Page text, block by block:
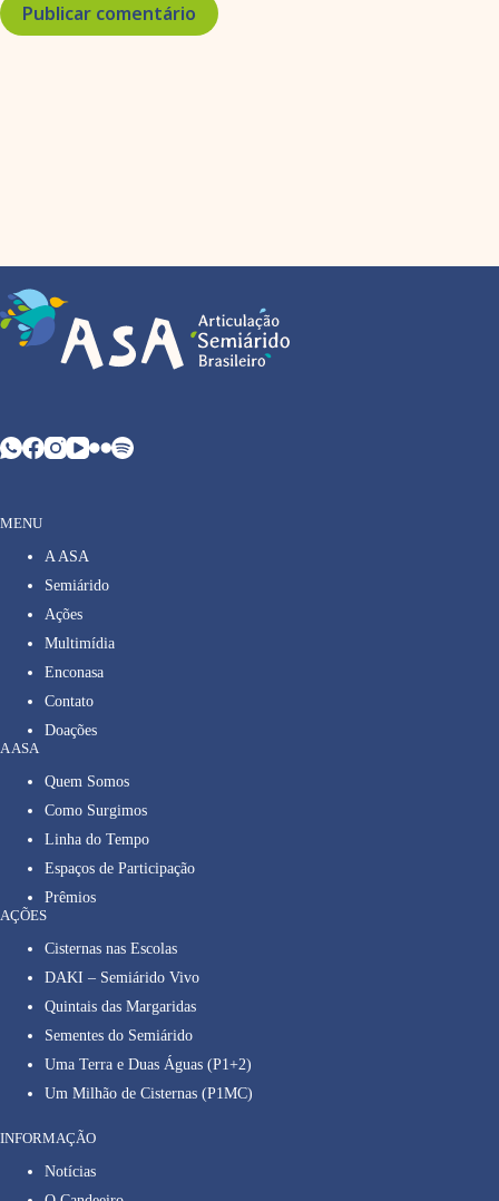
Publicar comentário
MENU
A ASA
Semiárido
Ações
Multimídia
Enconasa
Contato
Doações
A ASA
Quem Somos
Como Surgimos
Linha do Tempo
Espaços de Participação
Prêmios
AÇÕES
Cisternas nas Escolas
DAKI – Semiárido Vivo
Quintais das Margaridas
Sementes do Semiárido
Uma Terra e Duas Águas (P1+2)
Um Milhão de Cisternas (P1MC)
INFORMAÇÃO
Notícias